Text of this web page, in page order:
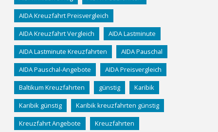
AIDA Kreuzfahrt Preisvergleich
AIDA Kreuzfahrt Vergleich AIDA Lastminute
AIDA Lastminute Kreuzfahrten AIDA Pauschal
AIDA Pauschal-Angebote AIDA Preisvergleich
Baltikum Kreuzfahrten günstig Karibik
Karibik günstig Karibik kreuzfahrten günstig
Kreuzfahrt Angebote Kreuzfahrten